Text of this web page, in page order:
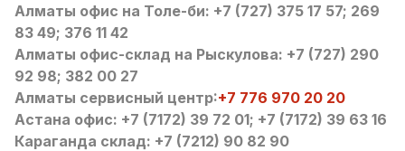
Алматы офис на Толе-би: +7 (727) 375 17 57; 269
83 49; 376 11 42
Алматы офис-склад на Рыскулова: +7 (727) 290
92 98; 382 00 27
Алматы сервисный центр:+7 776 970 20 20
Астана офис: +7 (7172) 39 72 01; +7 (7172) 39 63 16
Караганда склад: +7 (7212) 90 82 90